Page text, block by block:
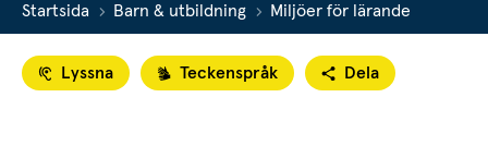
Startsida Barn & utbildning Miljöer för lärande
Lyssna Teckenspråk Dela